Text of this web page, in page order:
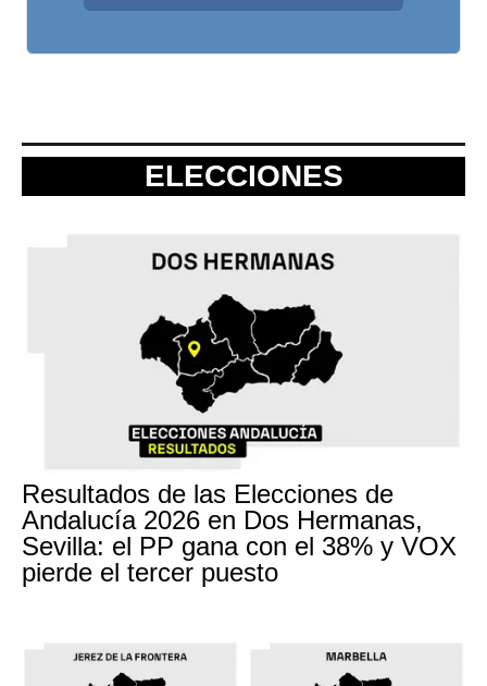
ELECCIONES
Resultados de las Elecciones de
Andalucía 2026 en Dos Hermanas,
Sevilla: el PP gana con el 38% y VOX
pierde el tercer puesto